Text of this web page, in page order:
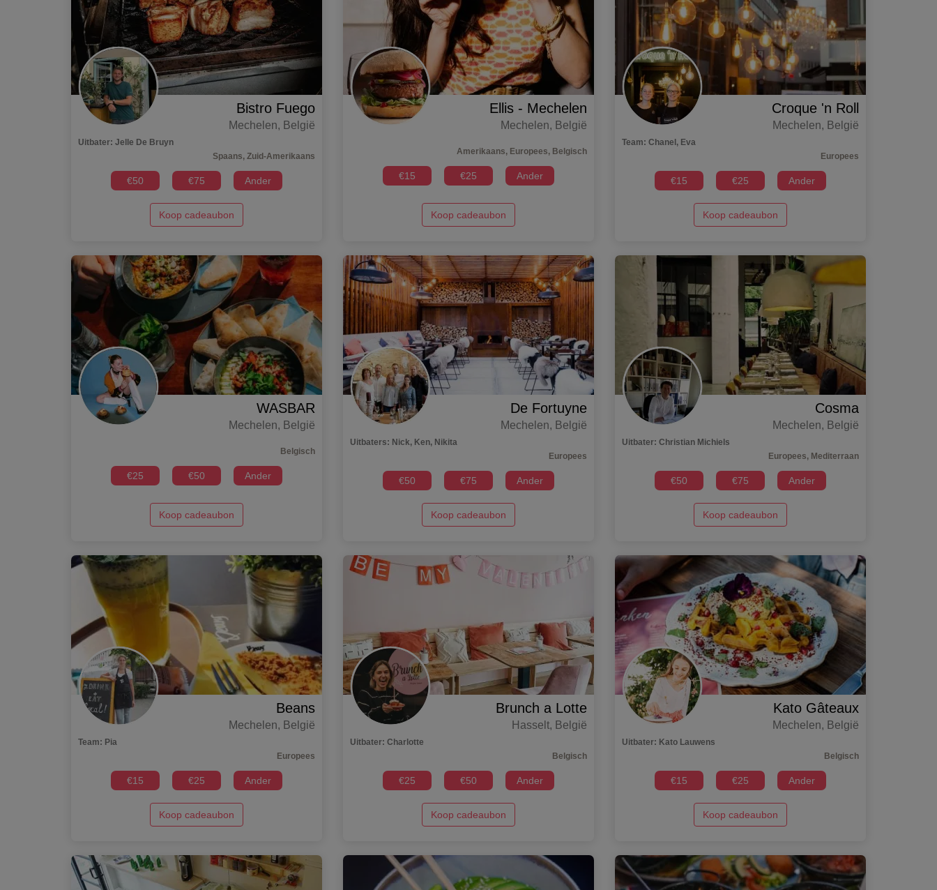
Bistro Fuego
Mechelen, België
Uitbater: Jelle De Bruyn
Spaans, Zuid-Amerikaans
€50 €75 Ander
Koop cadeaubon
Ellis - Mechelen
Mechelen, België
Amerikaans, Europees, Belgisch
€15 €25 Ander
Koop cadeaubon
Croque 'n Roll
Mechelen, België
Team: Chanel, Eva
Europees
€15 €25 Ander
Koop cadeaubon
WASBAR
Mechelen, België
Belgisch
€25 €50 Ander
Koop cadeaubon
De Fortuyne
Mechelen, België
Uitbaters: Nick, Ken, Nikita
Europees
€50 €75 Ander
Koop cadeaubon
Cosma
Mechelen, België
Uitbater: Christian Michiels
Europees, Mediterraan
€50 €75 Ander
Koop cadeaubon
Beans
Mechelen, België
Team: Pia
Europees
€15 €25 Ander
Koop cadeaubon
Brunch a Lotte
Hasselt, België
Uitbater: Charlotte
Belgisch
€25 €50 Ander
Koop cadeaubon
Kato Gâteaux
Mechelen, België
Uitbater: Kato Lauwens
Belgisch
€15 €25 Ander
Koop cadeaubon